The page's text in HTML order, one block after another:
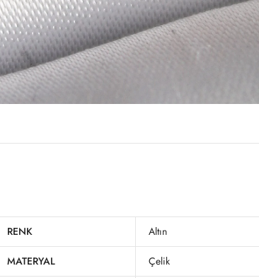
RENK Altın
MATERYAL Çelik